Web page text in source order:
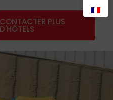
CONTACTER PLUS
D'HÔTELS